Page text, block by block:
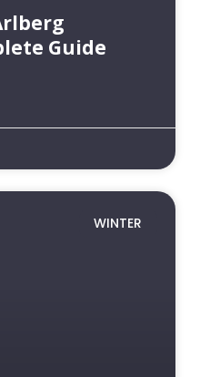
Guide
WINTER